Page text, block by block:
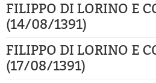
FILIPPO DI LORINO E
(14/08/1391)
FILIPPO DI LORINO E
(17/08/1391)